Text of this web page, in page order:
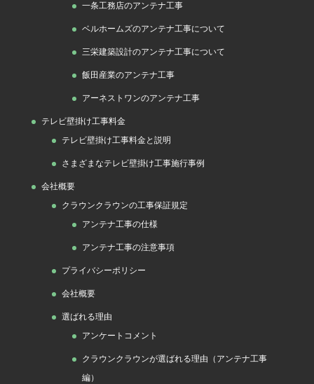
一条工務店のアンテナ工事
ベルホームズのアンテナ工事について
三栄建築設計のアンテナ工事について
飯田産業のアンテナ工事
アーネストワンのアンテナ工事
テレビ壁掛け工事料金
テレビ壁掛け工事料金と説明
さまざまなテレビ壁掛け工事施行事例
会社概要
クラウンクラウンの工事保証規定
アンテナ工事の仕様
アンテナ工事の注意事項
プライバシーポリシー
会社概要
選ばれる理由
アンケートコメント
クラウンクラウンが選ばれる理由（アンテナ工事
編）